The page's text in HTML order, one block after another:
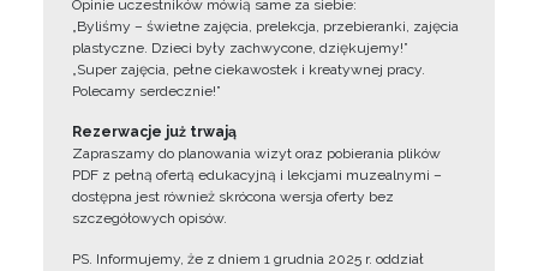
Opinie uczestników mówią same za siebie:
„Byliśmy – świetne zajęcia, prelekcja, przebieranki, zajęcia
plastyczne. Dzieci były zachwycone, dziękujemy!”
„Super zajęcia, pełne ciekawostek i kreatywnej pracy.
Polecamy serdecznie!”
Rezerwacje już trwają
Zapraszamy do planowania wizyt oraz pobierania plików
PDF z pełną ofertą edukacyjną i lekcjami muzealnymi –
dostępna jest również skrócona wersja oferty bez
szczegółowych opisów.
PS. Informujemy, że z dniem 1 grudnia 2025 r. oddział